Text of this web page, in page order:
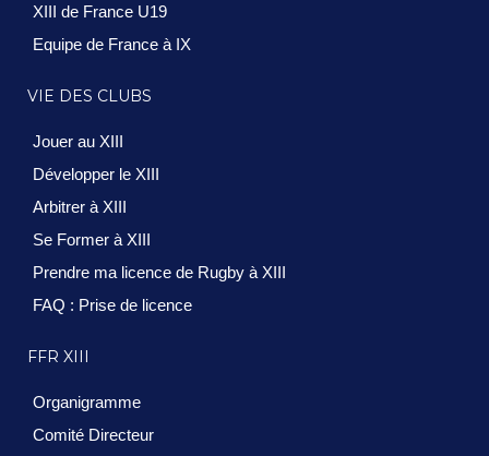
XIII de France U19
Equipe de France à IX
VIE DES CLUBS
Jouer au XIII
Développer le XIII
Arbitrer à XIII
Se Former à XIII
Prendre ma licence de Rugby à XIII
FAQ : Prise de licence
FFR XIII
Organigramme
Comité Directeur